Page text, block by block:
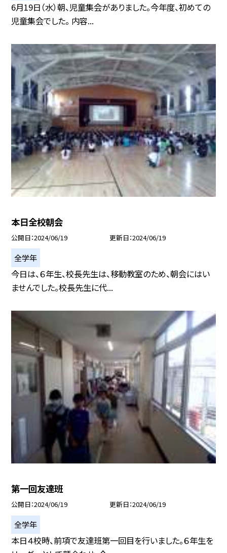
6月19日（水）朝、児童集会がありました。今年度、初めての
児童集会でした。 内容...
本日全校朝会
公開日 2024/06/19 更新日 2024/06/19
全学年
今日は、６年生、校長先生は、移動教室のため、朝会にはい
ませんでした。校長先生に代...
第一回友達班
公開日 2024/06/19 更新日 2024/06/19
全学年
本日４校時、前項で友達班第一回目を行いました。６年生を